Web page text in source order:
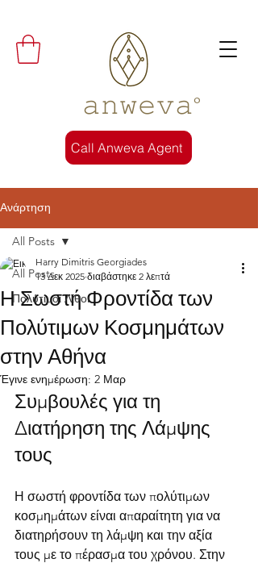
𝚊𝚗𝚠𝚎𝚟𝚊°
Call Anweva Agent
Ανάρτηση
All Posts
Πολύτιμοι Λίθοι
All Posts
Η Σωστή Φροντίδα των
Πολύτιμων Κοσμημάτων
στην Αθήνα
Harry Dimitris Georgiades
13 Δεκ 2025 διαβάστηκε 2 λεπτά
Έγινε ενημέρωση: 2 Μαρ
Συμβουλές για τη
Διατήρηση της Λάμψης
τους
Η σωστή φροντίδα των πολύτιμων
κοσμημάτων είναι απαραίτητη για να
διατηρήσουν τη λάμψη και την αξία
τους με το πέρασμα του χρόνου. Στην